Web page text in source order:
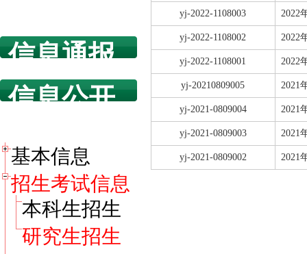
信息通报
信息公开
基本信息
招生考试信息
本科生招生
研究生招生
yj-2022-1108003 2022
yj-2022-1108002 2022
yj-2022-1108001 2022
yj-20210809005 2021
yj-2021-0809004 2021
yj-2021-0809003 2021
yj-2021-0809002 2021